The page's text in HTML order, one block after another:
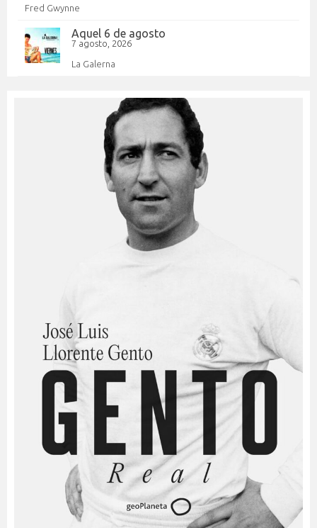
Fred Gwynne
Aquel 6 de agosto
7 agosto, 2026
La Galerna